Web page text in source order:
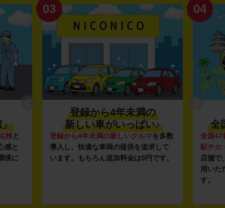
♪
を多数
して
す。
04
利便性抜群★
全国約1,500店舗を展開
全国47都道府県に1,500店舗を展開し、
駅チカ・空港周辺の店舗や24時間営業
店舗で、いつでもどこでも気軽にご利
01
安さの
ガソリ
ンフラ
し、12
ルな価